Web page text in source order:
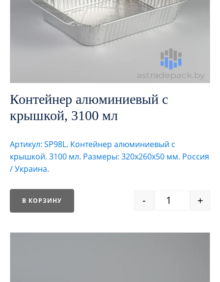
Контейнер алюминиевый с
крышкой, 3100 мл
Артикул: SP98L. Контейнер алюминиевый с
крышкой. 3100 мл. Размеры: 320х260х50 мм. Россия
/ Украина.
- +
В КОРЗИНУ